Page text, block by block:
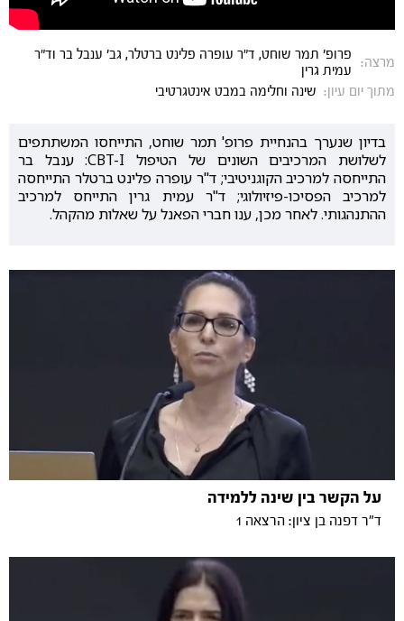
מרצה:
פרופ' תמר שוחט, ד"ר עופרה פלינט ברטלר, גב' ענבל בר וד"ר
עמית גרין
מתוך יום עיון: שינה וחלימה במבט אינטגרטיבי
בדיון שנערך בהנחיית פרופ' תמר שוחט, התייחסו המשתתפים
לשלושת המרכיבים השונים של הטיפול CBT-I: ענבל בר
התייחסה למרכיב הקוגניטיבי; ד"ר עופרה פלינט ברטלר התייחסה
למרכיב הפסיכו-פיזיולוגי; ד"ר עמית גרין התייחס למרכיב
ההתנהגותי. לאחר מכן, ענו חברי הפאנל על שאלות מהקהל.
על הקשר בין שינה ללמידה
ד"ר דפנה בן ציון: הרצאה 1